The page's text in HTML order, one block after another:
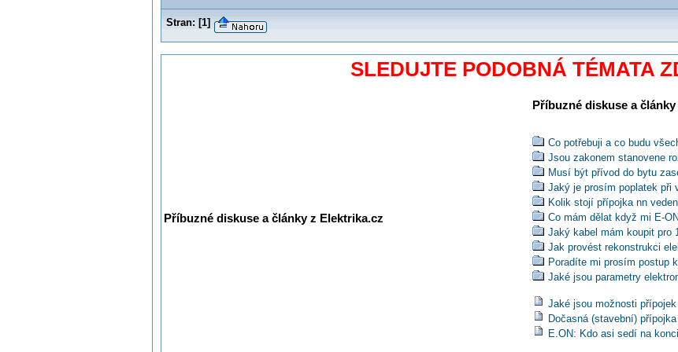
Stran: [1]
SLEDUJTE PODOBNÁ TÉMATA
Příbuzné diskuse a články z Elektrika.cz
Příbuzné diskuse a
Co potřebuji a co budu
Jsou zakonem stanovene
Musí být přívod do bytu
Jaký je prosím poplatek při
Kolik stojí přípojka nn
Co mám dělat když mi E-
Jaký kabel mám koupit pro
Jak provést rekonstrukci
Poradíte mi prosím postup
Jaké jsou parametry
Kde se dá koupit kabel
Lze provést elektropřípojku
Je vhodné připojit domovní
Jaké jsou možnosti
Dočasná (stavební) přípojka
E.ON: Kdo asi sedí na